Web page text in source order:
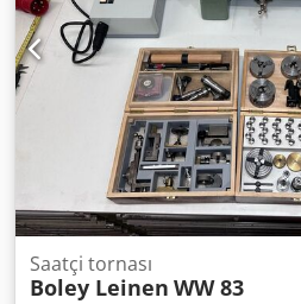
Saatçi tornası
Boley Leinen WW 83